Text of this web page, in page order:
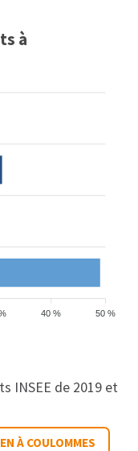
à
50 %
40 %
INSEE de 2019 et
À COULOMMES